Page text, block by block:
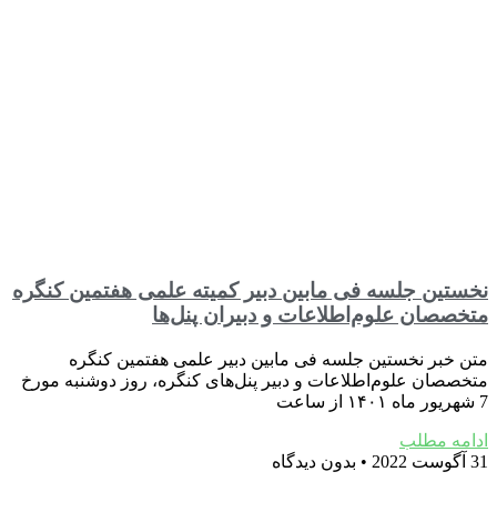
نخستین جلسه فی مابین دبیر کمیته علمی هفتمین کنگره
متخصصان علوم‌اطلاعات و دبیران پنل‌ها
متن خبر نخستین جلسه فی‌ مابین دبیر علمی هفتمین کنگره
متخصصان علوم‌اطلاعات و دبیر پنل‌های کنگره، روز دوشنبه مورخ
7 شهریور ماه ۱۴۰۱ از ساعت
ادامه مطلب
31 آگوست 2022
بدون دیدگاه